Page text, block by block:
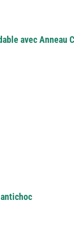
avec Anneau